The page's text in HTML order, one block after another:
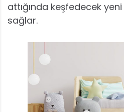
attığında keşfedecek
sağlar.